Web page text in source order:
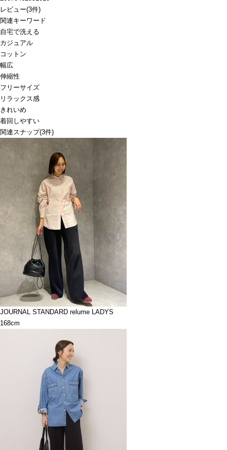
レビュー(3件)
関連キーワード
自宅で洗える
カジュアル
コットン
幅広
伸縮性
フリーサイズ
リラックス感
きれいめ
着回しやすい
関連スナップ(3件)
JOURNAL STANDARD relume LADYS
168cm